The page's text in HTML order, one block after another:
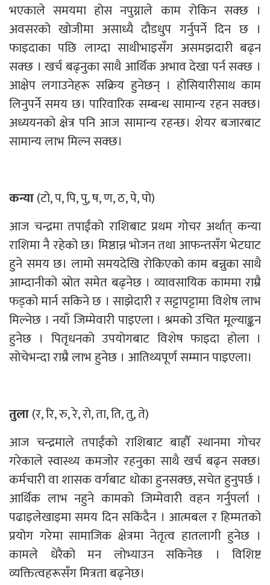
भएकाले समयमा होस नपुग्नाले काम रोकिन सक्छ ।
अवसरको खोजीमा असाध्यै दौडधुप गर्नुपर्ने दिन छ ।
फाइदाका पछि लाग्दा साथीभाइसँग असमझदारी बढ्न
सक्छ । खर्च बढ्नुका साथै आर्थिक अभाव देखा पर्न सक्छ ।
आक्षेप लगाउनेहरू सक्रिय हुनेछन् । होसियारीसाथ काम
लिनुपर्ने समय छ। पारिवारिक सम्बन्ध सामान्य रहन सक्छ।
अध्ययनको क्षेत्र पनि आज सामान्य रहन्छ। शेयर बजारबाट
सामान्य लाभ मिल्न सक्छ।
कन्या(टो, प, पि, पु, ष, ण, ठ, पे, पो)
आज चन्द्रमा तपाईंको राशिबाट प्रथम गोचर अर्थात् कन्या
राशिमा नै रहेको छ। मिष्ठान्न भोजन तथा आफन्तसँग भेटघाट
हुने समय छ। लामो समयदेखि रोकिएको काम बन्नुका साथै
आम्दानीको स्रोत समेत बढ्नेछ । व्यावसायिक काममा राम्रै
फड्को मार्न सकिने छ । साझेदारी र सट्टापट्टामा विशेष लाभ
मिल्नेछ । नयाँ जिम्मेवारी पाइएला । श्रमको उचित मूल्याङ्कन
हुनेछ । पितृधनको उपयोगबाट विशेष फाइदा होला ।
सोचेभन्दा राम्रै लाभ हुनेछ । आतिथ्यपूर्ण सम्मान पाइएला।
तुला(र, रि, रु, रे, रो, ता, ति, तु, ते)
आज चन्द्रमाले तपाईंको राशिबाट बाह्रौँ स्थानमा गोचर
गरेकाले स्वास्थ्य कमजोर रहनुका साथै खर्च बढ्न सक्छ।
कर्मचारी वा शासक वर्गबाट धोका हुनसक्छ, सचेत हुनुपर्छ ।
आर्थिक लाभ नहुने कामको जिम्मेवारी वहन गर्नुपर्ला ।
पढाइलेखाइमा समय दिन सकिंदैन । आत्मबल र हिम्मतको
प्रयोग गरेमा सामाजिक क्षेत्रमा नेतृत्व हातलागी हुनेछ ।
कामले धेरैको मन लोभ्याउन सकिनेछ । विशिष्ट
व्यक्तित्वहरूसँग मित्रता बढ्नेछ।